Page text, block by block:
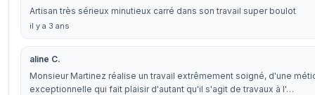
Artisan très sérieux minutieux carré dans son travail super boulot
il y a 3 ans
aline C.
Monsieur Martinez réalise un travail extrêmement soigné, d'une
exceptionnelle qui fait plaisir d'autant qu'il s'agit de travaux à l'…